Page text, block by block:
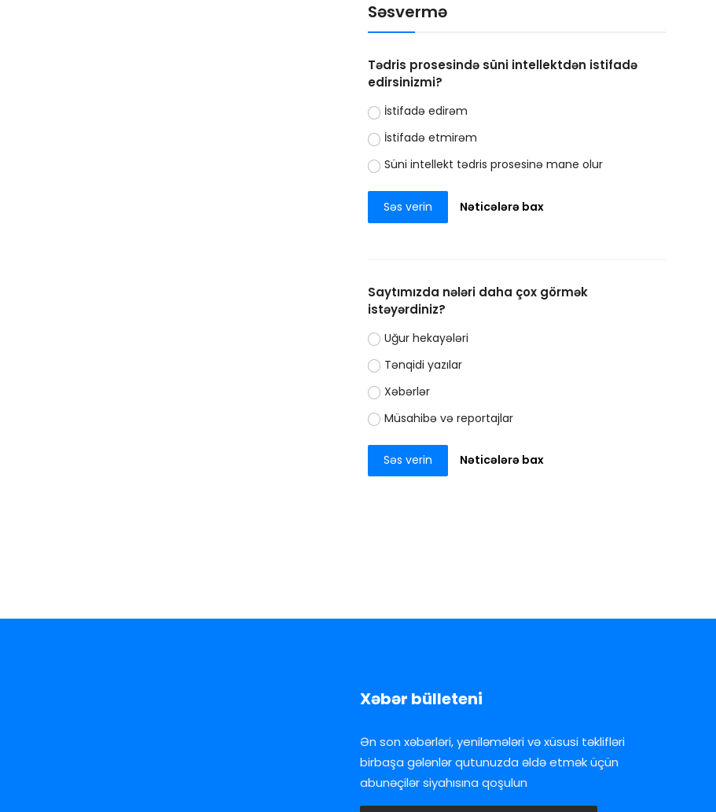
Səsvermə
Tədris prosesində süni intellektdən istifadə
edirsinizmi?
İstifadə edirəm
İstifadə etmirəm
Süni intellekt tədris prosesinə mane olur
Səs verin Nəticələrə bax
Saytımızda nələri daha çox görmək
istəyərdiniz?
Uğur hekayələri
Tənqidi yazılar
Xəbərlər
Müsahibə və reportajlar
Səs verin Nəticələrə bax
Xəbər bülleteni
Ən son xəbərləri, yeniləmələri və xüsusi təklifləri
birbaşa gələnlər qutunuzda əldə etmək üçün
abunəçilər siyahısına qoşulun